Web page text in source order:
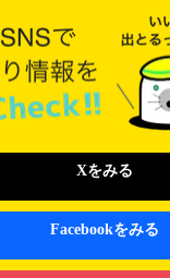
Xをみる
Facebookをみる